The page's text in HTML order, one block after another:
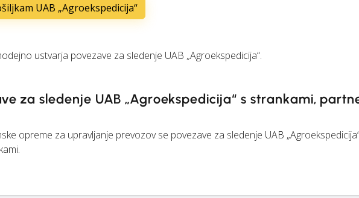
UAB „Agroekspedicija“
ustvarja povezave za sledenje UAB „Agroekspedicija“.
za sledenje UAB „Agroekspedicija“ s strankami,
opreme za upravljanje prevozov se povezave za sledenje UAB